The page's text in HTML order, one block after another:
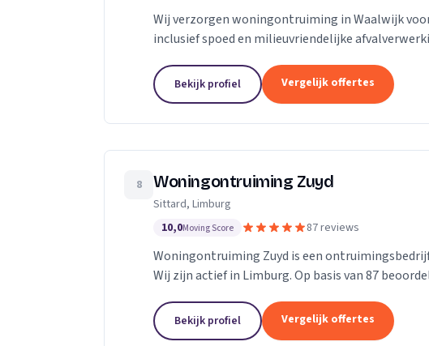
Wij verzorgen woningontruiming in Waalwijk
inclusief spoed en milieuvriendelijke
Bekijk profiel Vergelijk offertes
8 Woningontruiming Zuyd
Sittard, Limburg
10,0Moving Score 87 reviews
Woningontruiming Zuyd is een
Wij zijn actief in Limburg. Op basis van 87
Bekijk profiel Vergelijk offertes